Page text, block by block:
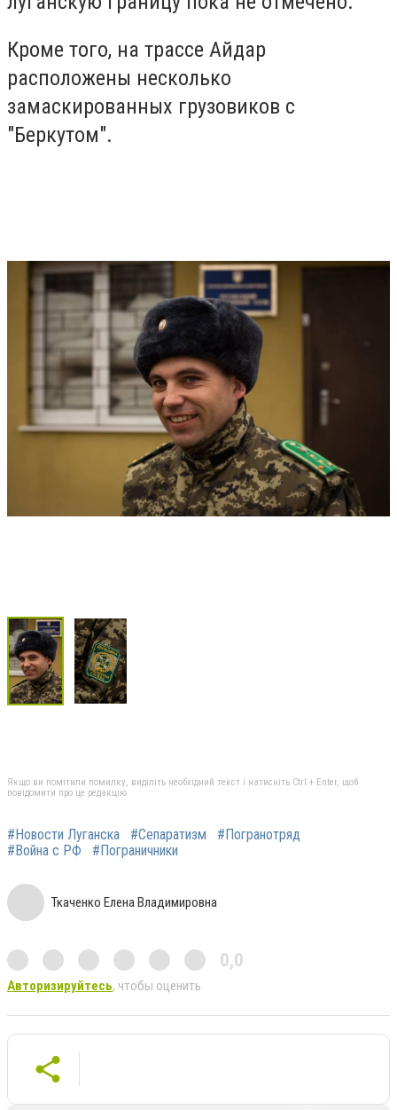
Кроме того, на трассе Айдар
расположены несколько
замаскированных грузовиков с
"Беркутом".
Якщо ви помітили помилку, виділіть необхідний текст і натисніть Ctrl + Enter, щоб
повідомити про це редакцію
#Новости Луганска #Сепаратизм
#Погранотряд
#Война с РФ
#Пограничники
Ткаченко Елена Владимировна
0,0
Авторизируйтесь, чтобы оценить